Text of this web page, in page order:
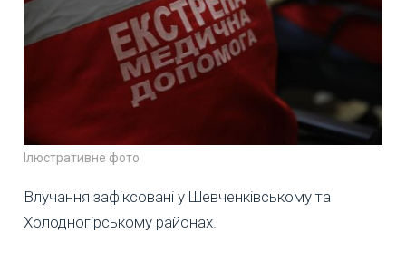
Ілюстративне фото
Влучання зафіксовані у Шевченківському та
Холодногірському районах.